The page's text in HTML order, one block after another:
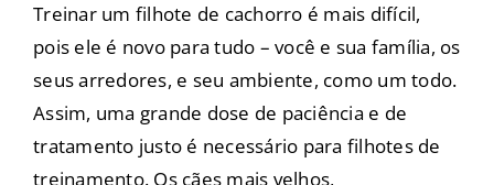
Treinar um filhote de cachorro é mais difícil,
pois ele é novo para tudo – você e sua família, os
seus arredores, e seu ambiente, como um todo.
Assim, uma grande dose de paciência e de
tratamento justo é necessário para filhotes de
treinamento. Os cães mais velhos,